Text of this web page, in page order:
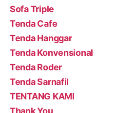
Sofa Triple
Tenda Cafe
Tenda Hanggar
Tenda Konvensional
Tenda Roder
Tenda Sarnafil
TENTANG KAMI
Thank You